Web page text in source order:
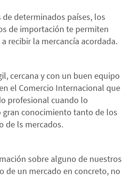
determinados países, los
de importación te permiten
recibir la mercancía acordada.
cercana y con un buen equipo
el Comercio Internacional que
profesional cuando lo
gran conocimiento tanto de los
de ls mercados.
sobre alguno de nuestros
de un mercado en concreto, no